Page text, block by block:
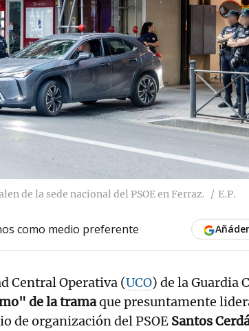
de la sede nacional del PSOE en Ferraz. E.P.
como medio preferente
Central Operativa (UCO) de la Guardia
de la tramaque presuntamente
de organización del PSOE Santos